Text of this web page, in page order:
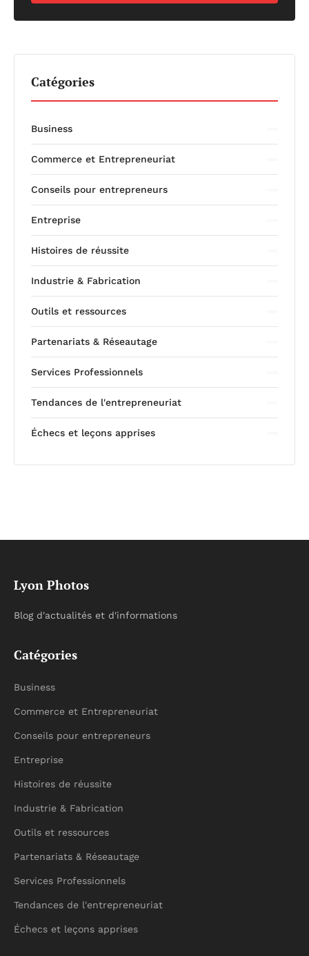
Catégories
Business
Commerce et Entrepreneuriat
Conseils pour entrepreneurs
Entreprise
Histoires de réussite
Industrie & Fabrication
Outils et ressources
Partenariats & Réseautage
Services Professionnels
Tendances de l'entrepreneuriat
Échecs et leçons apprises
Lyon Photos
Blog d'actualités et d'informations
Catégories
Business
Commerce et Entrepreneuriat
Conseils pour entrepreneurs
Entreprise
Histoires de réussite
Industrie & Fabrication
Outils et ressources
Partenariats & Réseautage
Services Professionnels
Tendances de l'entrepreneuriat
Échecs et leçons apprises